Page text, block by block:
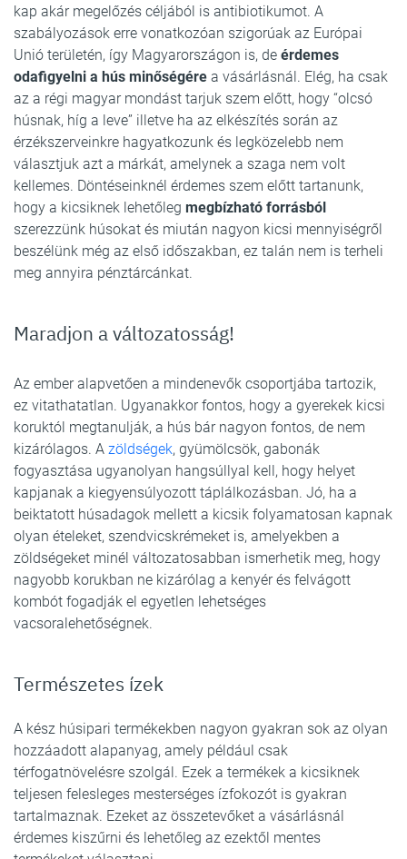
kap akár megelőzés céljából is antibiotikumot. A
szabályozások erre vonatkozóan szigorúak az Európai
Unió területén, így Magyarországon is, de érdemes
odafigyelni a hús minőségére a vásárlásnál. Elég, ha csak
az a régi magyar mondást tarjuk szem előtt, hogy “olcsó
húsnak, híg a leve” illetve ha az elkészítés során az
érzékszerveinkre hagyatkozunk és legközelebb nem
választjuk azt a márkát, amelynek a szaga nem volt
kellemes. Döntéseinknél érdemes szem előtt tartanunk,
hogy a kicsiknek lehetőleg megbízható forrásból
szerezzünk húsokat és miután nagyon kicsi mennyiségről
beszélünk még az első időszakban, ez talán nem is terheli
meg annyira pénztárcánkat.
Maradjon a változatosság!
Az ember alapvetően a mindenevők csoportjába tartozik,
ez vitathatatlan. Ugyanakkor fontos, hogy a gyerekek kicsi
koruktól megtanulják, a hús bár nagyon fontos, de nem
kizárólagos. A zöldségek, gyümölcsök, gabonák
fogyasztása ugyanolyan hangsúllyal kell, hogy helyet
kapjanak a kiegyensúlyozott táplálkozásban. Jó, ha a
beiktatott húsadagok mellett a kicsik folyamatosan kapnak
olyan ételeket, szendvicskrémeket is, amelyekben a
zöldségeket minél változatosabban ismerhetik meg, hogy
nagyobb korukban ne kizárólag a kenyér és felvágott
kombót fogadják el egyetlen lehetséges
vacsoralehetőségnek.
Természetes ízek
A kész húsipari termékekben nagyon gyakran sok az olyan
hozzáadott alapanyag, amely például csak
térfogatnövelésre szolgál. Ezek a termékek a kicsiknek
teljesen felesleges mesterséges ízfokozót is gyakran
tartalmaznak. Ezeket az összetevőket a vásárlásnál
érdemes kiszűrni és lehetőleg az ezektől mentes